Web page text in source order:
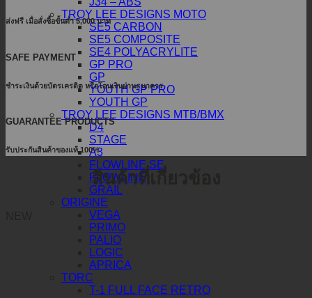
TROY LEE DESIGNS MOTO
SE5 CARBON
SE5 COMPOSITE
SE4 POLYACRYLITE
GP PRO
GP
YOUTH GP PRO
YOUTH GP
TROY LEE DESIGNS MTB/BMX
D4
STAGE
A3
FLOWLINE SE
FLOWLINE
GRAIL
ORIGINE
VEGA
PRIMO
PALIO
LOGIC
APRICA
TORC
T-1 FULL FACE RETRO
ส่งฟรี เมื่อสั่งซื้อขั้นต่ำ 5,000 บาท
SAFE PAYMENT
ชำระเงินด้วยบัตรเครดิต หรือโอนเงินผ่านธนาคาร
GUARANTEE PRODUCTS
รับประกันสินค้าของแท้ 100%
สินค้าที่เกี่ยวข้อง